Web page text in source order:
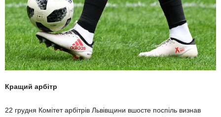
Кращий арбітр
22 грудня Комітет арбітрів Львівщини вшосте поспіль визнав